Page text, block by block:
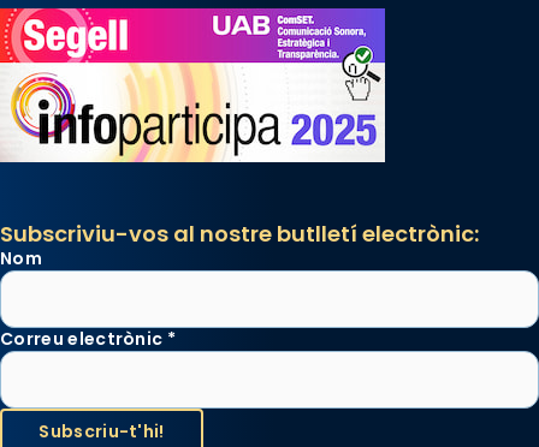
Subscriviu-vos al nostre butlletí electrònic:
Nom
Correu electrònic *